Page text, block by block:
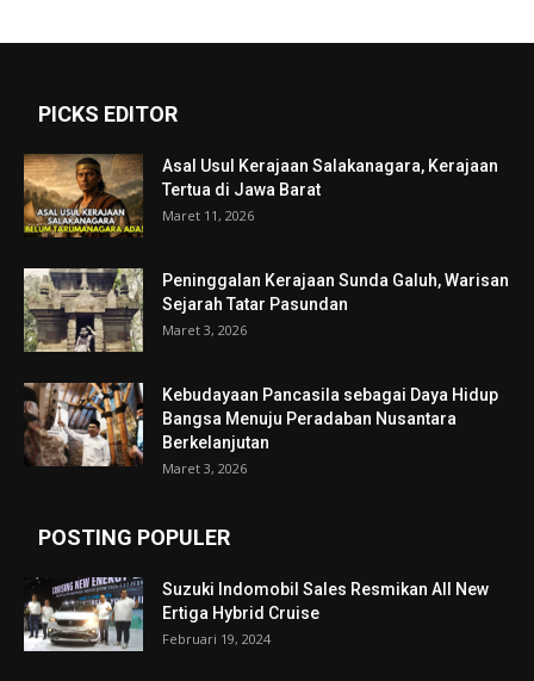
PICKS EDITOR
Asal Usul Kerajaan Salakanagara, Kerajaan
Tertua di Jawa Barat
Maret 11, 2026
Peninggalan Kerajaan Sunda Galuh, Warisan
Sejarah Tatar Pasundan
Maret 3, 2026
Kebudayaan Pancasila sebagai Daya Hidup
Bangsa Menuju Peradaban Nusantara
Berkelanjutan
Maret 3, 2026
POSTING POPULER
Suzuki Indomobil Sales Resmikan All New
Ertiga Hybrid Cruise
Februari 19, 2024